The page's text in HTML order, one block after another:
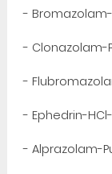
-
- Clonazolam-
-
- Ephedrin-
- Alprazolam-